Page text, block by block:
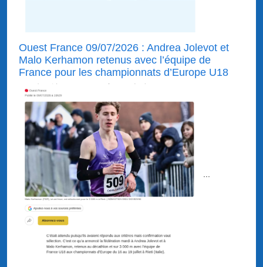
Ouest France 09/07/2026 : Andrea Jolevot et
Malo Kerhamon retenus avec l’équipe de
France pour les championnats d’Europe U18